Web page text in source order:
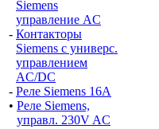
Siemens
управление AC
- Контакторы
Siemens с универс.
управлением
AC/DC
- Реле Siemens 16A
• Реле Siemens,
управл. 230V AC